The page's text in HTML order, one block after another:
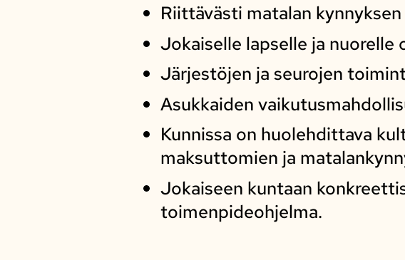
Riittävästi matalan
Jokaiselle lapselle ja nuorelle
Järjestöjen ja seurojen
Asukkaiden
Kunnissa on huolehdittava
maksuttomien ja
Jokaiseen kuntaan
toimenpideohjelma.